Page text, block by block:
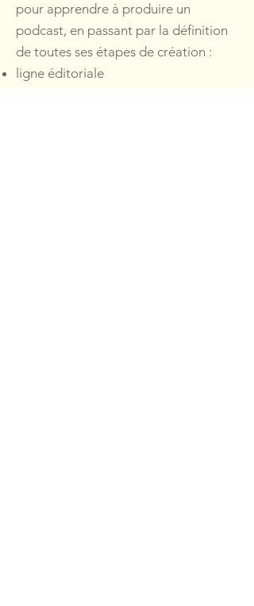
pour apprendre à produire un
podcast, en passant par la définition
de toutes ses étapes de création :
ligne éditoriale